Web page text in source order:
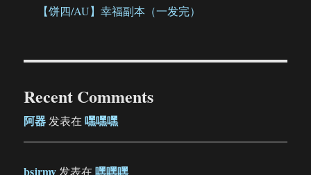
【饼四/AU】幸福副本（一发完）
Recent Comments
阿器发表在嘿嘿嘿
bsjrmy发表在嘿嘿嘿